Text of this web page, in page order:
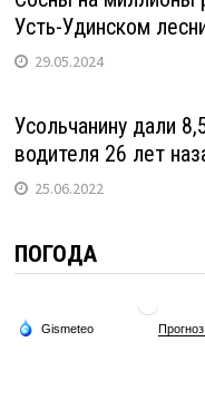
Усть-Удинском
29.05.2024
Усольчанину дали
водителя 26 лет
25.06.2022
ПОГОДА